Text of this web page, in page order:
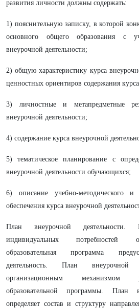
развития личности должны содержать:
1) пояснительную записку, в которой
основного общего образования с
внеурочной деятельности;
2) общую характеристику курса
ценностных ориентиров содержания
3) личностные и метапредметные
внеурочной деятельности;
4) содержание курса внеурочной
5) тематическое планирование с
внеурочной деятельности обучающихся;
6) описание учебно-методического и
обеспечения курса внеурочной
План внеурочной деятельности.
индивидуальных потребностей
образовательная программа
деятельность. План внеурочной
организационным механизмом
образовательной программы. План
определяет состав и структуру